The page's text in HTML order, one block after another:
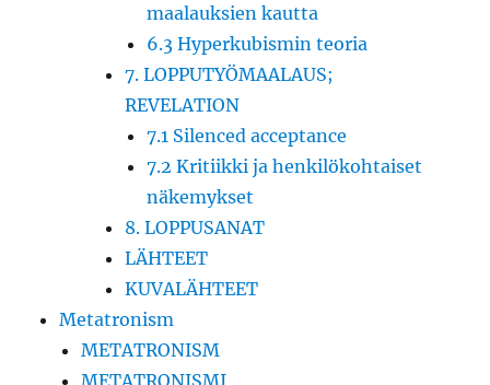
maalauksien kautta
6.3 Hyperkubismin teoria
7. LOPPUTYÖMAALAUS;
REVELATION
7.1 Silenced acceptance
7.2 Kritiikki ja henkilökohtaiset
näkemykset
8. LOPPUSANAT
LÄHTEET
KUVALÄHTEET
Metatronism
METATRONISM
METATRONISMI